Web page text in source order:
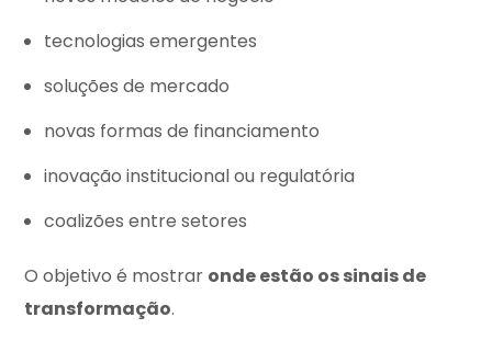
tecnologias emergentes
soluções de mercado
novas formas de financiamento
inovação institucional ou regulatória
coalizões entre setores
O objetivo é mostrar onde estão os sinais de
transformação.